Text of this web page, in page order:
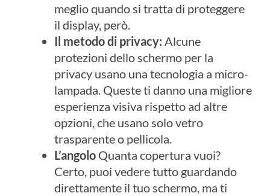
meglio quando si tratta di proteggere
il display, però.
Il metodo di privacy: Alcune
protezioni dello schermo per la
privacy usano una tecnologia a micro-
lampada. Queste ti danno una migliore
esperienza visiva rispetto ad altre
opzioni, che usano solo vetro
trasparente o pellicola.
L’angolo Quanta copertura vuoi?
Certo, puoi vedere tutto guardando
direttamente il tuo schermo, ma ti